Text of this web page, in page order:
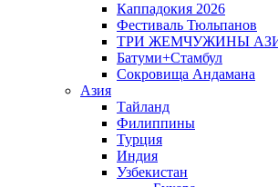
Каппадокия 2026
Фестиваль Тюльпанов
ТРИ ЖЕМЧУЖИНЫ
Батуми+Стамбул
Сокровища Андамана
Азия
Тайланд
Филиппины
Турция
Индия
Узбекистан